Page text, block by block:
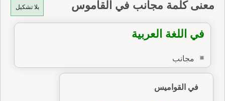
بلا تشكيل معنى كلمة مجانب في القاموس
في اللغة العربية
مجانب
في القواميس